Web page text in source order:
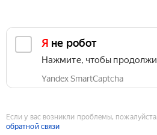
Я не робот
Нажмите, чтобы
Yandex SmartCaptcha
Если у вас возникли проблемы,
обратной связи